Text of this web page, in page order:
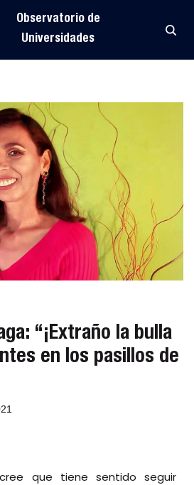
Observatorio de
Universidades
“¡Extraño la bulla
en los pasillos de
que tiene sentido seguir